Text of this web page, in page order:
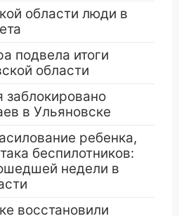
области люди в
подвела итоги
области
заблокировано
в Ульяновске
ребенка,
беспилотников:
недели в
восстановили